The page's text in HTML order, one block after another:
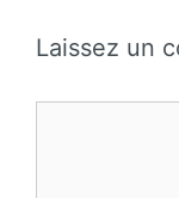
Laissez un